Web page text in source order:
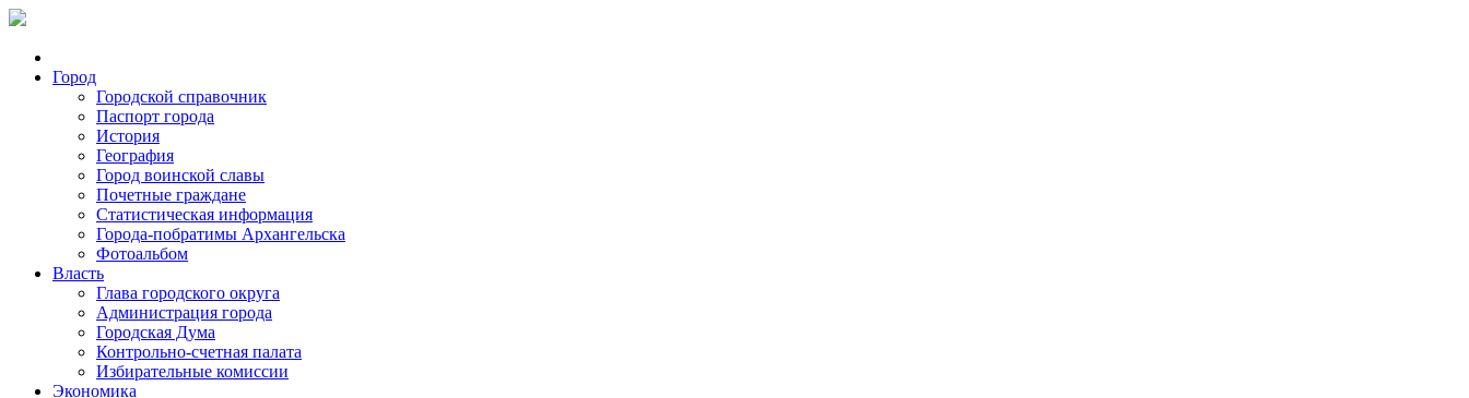
Город
Городской справочник
Паспорт города
История
География
Город воинской славы
Почетные граждане
Статистическая информация
Города-побратимы Архангельска
Фотоальбом
Власть
Глава городского округа
Администрация города
Городская Дума
Контрольно-счетная палата
Избирательные комиссии
Экономика